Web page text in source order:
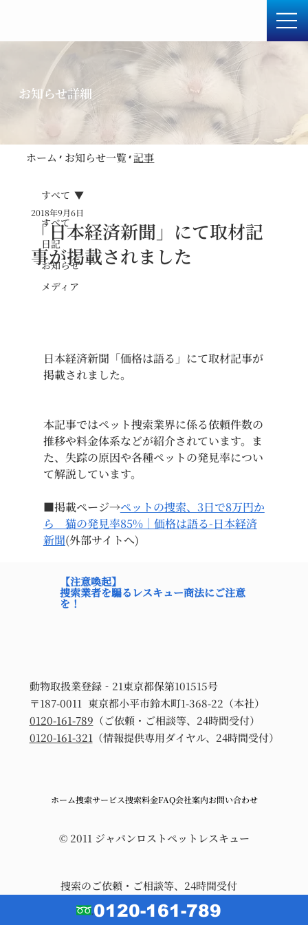
お知らせ詳細
ホーム ​お知らせ一覧 ​記事
すべて
日記
お知らせ
メディア
すべて
「日本経済新聞」にて取材記
事が掲載されました
2018年9月6日
日本経済新聞「価格は語る」にて取材記事が
掲載されました。
本記事ではペット捜索業界に係る依頼件数の
推移や料金体系などが紹介されています。ま
た、失踪の原因や各種ペットの発見率につい
て解説しています。
■掲載ページ→ペットの捜索、3日で8万円か
ら　猫の発見率85%｜価格は語る-日本経済
新聞(外部サイトへ)
【注意喚起】
捜索業者を騙るレスキュー商法にご注意
を！
動物取扱業登録‐21東京都保第101515号
〒187-0011 東京都小平市鈴木町1-368-22（本社）
0120-161-789 （ご依頼・ご相談等、24時間受付）
0120-161-321 （情報提供専用ダイヤル、24時間受付）
ホーム捜索サービス捜索料金FAQ会社案内お問い合わせ
© 2011 ジャパンロストペットレスキュー
捜索のご依頼・ご相談等、24時間受付
0120-161-789